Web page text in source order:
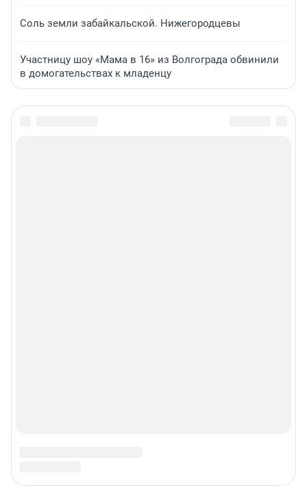
Соль земли забайкальской. Нижегородцевы
Участницу шоу «Мама в 16» из Волгограда обвинили
в домогательствах к младенцу